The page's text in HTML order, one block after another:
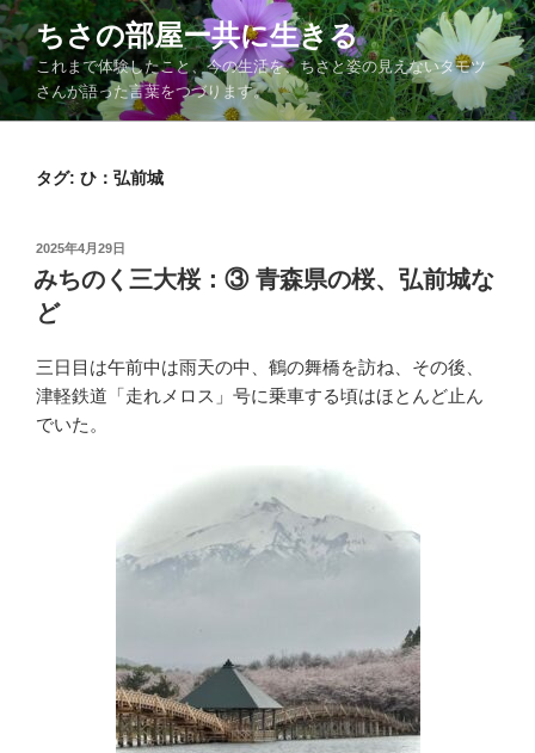
コ
ン
テ
ン
ツ
ちさの部屋ー共に生きる
これまで体験したこと、今の生活を、ちさと姿の見えないタモツ
さんが語った言葉をつづります。
タグ: ひ：弘前城
投
稿
日:
2025年4月29日
みちのく三大桜：③ 青森県の桜、弘前城な
ど
三日目は午前中は雨天の中、鶴の舞橋を訪ね、その後、
津軽鉄道「走れメロス」号に乗車する頃はほとんど止ん
でいた。